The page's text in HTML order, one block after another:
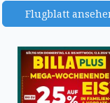
Flugblatt